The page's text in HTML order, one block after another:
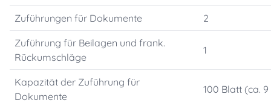
Zuführungen für Dokumente 2
Zuführung für Beilagen und frank.
Rückumschläge
1
Kapazität der Zuführung für
Dokumente
100 Blatt (ca.